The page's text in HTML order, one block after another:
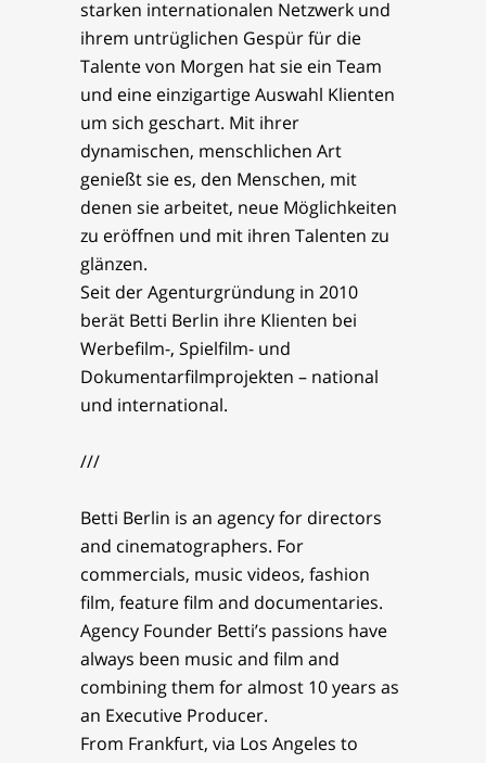
starken internationalen Netzwerk und
ihrem untrüglichen Gespür für die
Talente von Morgen hat sie ein Team
und eine einzigartige Auswahl Klienten
um sich geschart. Mit ihrer
dynamischen, menschlichen Art
genießt sie es, den Menschen, mit
denen sie arbeitet, neue Möglichkeiten
zu eröffnen und mit ihren Talenten zu
glänzen.
Seit der Agenturgründung in 2010
berät Betti Berlin ihre Klienten bei
Werbefilm-, Spielfilm- und
Dokumentarfilmprojekten – national
und international.
///
Betti Berlin is an agency for directors
and cinematographers. For
commercials, music videos, fashion
film, feature film and documentaries.
Agency Founder Betti’s passions have
always been music and film and
combining them for almost 10 years as
an Executive Producer.
From Frankfurt, via Los Angeles to